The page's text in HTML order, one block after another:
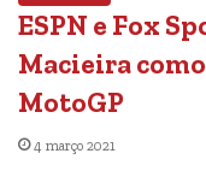
ESPN e Fox
Macieira
MotoGP
4 março 2021